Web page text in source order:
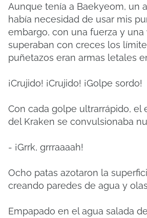
Aunque tenía a Baekyeom, un
había necesidad de usar mis
embargo, con una fuerza y
superaban con creces los
puñetazos eran armas letales
¡Crujido! ¡Crujido! ¡Golpe sordo!
Con cada golpe ultrarrápido, el
del Kraken se convulsionaba
- ¡Grrk, grrraaaah!
Ocho patas azotaron la
creando paredes de agua y
Empapado en el agua salada